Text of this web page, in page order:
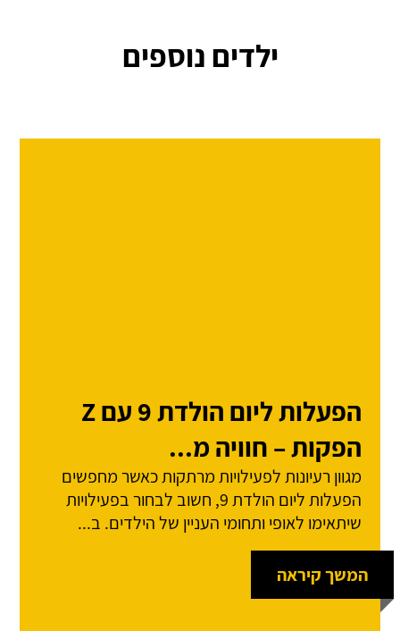
ילדים נוספים
הפעלות ליום הולדת 9 עם Z
הפקות – חוויה מ...
מגוון רעיונות לפעילויות מרתקות כאשר מחפשים
הפעלות ליום הולדת 9, חשוב לבחור בפעילויות
שיתאימו לאופי ותחומי העניין של הילדים. ב...
המשך קיראה